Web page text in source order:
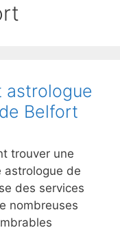
astrologue
Belfort
trouver une
astrologue de
des services
nombreuses